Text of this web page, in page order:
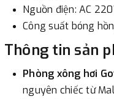
- Nếu địa điểm giao
hoặc với những đơn
Chúng tôi sẽ thu tiền
chuyển theo cước phí
bằng phương thức
Nguồn điện: AC
Công suất bóng
Thông tin sản
Phòng xông hơi
nguyên chiếc từ